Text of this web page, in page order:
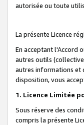
autorisée ou toute
La présente Licence
En acceptant l'Accord
autres outils
autres informations et
disposition, vous
1. Licence Limitée
Sous réserve des
compris la présente